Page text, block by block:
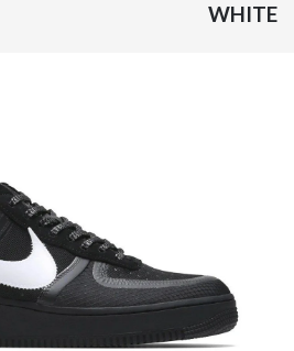
WHITE